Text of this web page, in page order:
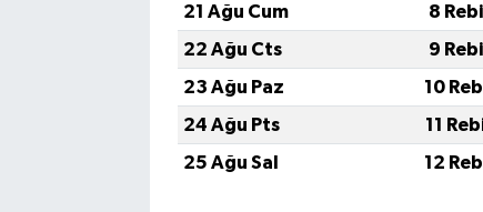
21 Ağu Cum
8
22 Ağu Cts
9
23 Ağu Paz
10
24 Ağu Pts
11
25 Ağu Sal
12